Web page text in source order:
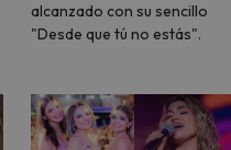
alcanzado con su sencillo
"Desde que tú no estás".